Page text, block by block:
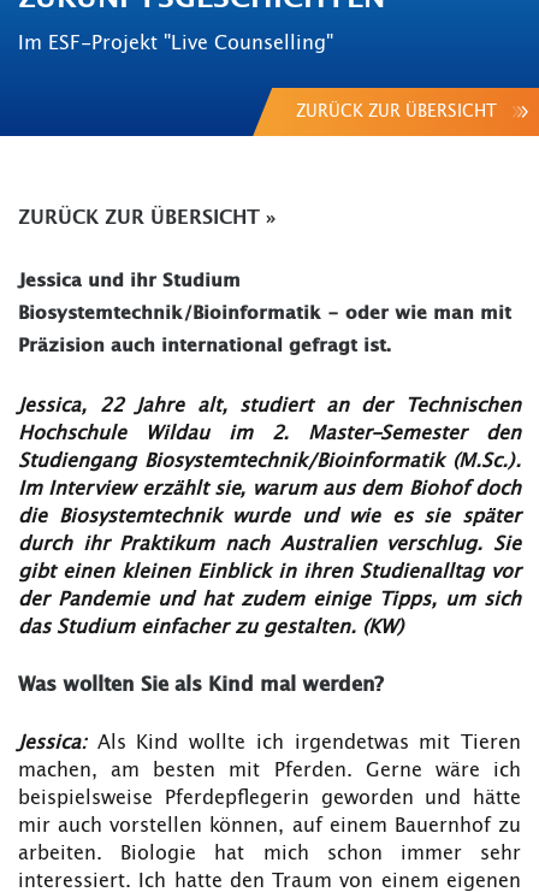
Im ESF-Projekt "Live Counselling"
ZURÜCK ZUR ÜBERSICHT
ZURÜCK ZUR ÜBERSICHT »
Jessica und ihr Studium
Biosystemtechnik/Bioinformatik - oder wie man mit
Präzision auch international gefragt ist.
Jessica, 22 Jahre alt, studiert an der Technischen
Hochschule Wildau im 2. Master-Semester den
Studiengang Biosystemtechnik/Bioinformatik (M.Sc.).
Im Interview erzählt sie, warum aus dem Biohof doch
die Biosystemtechnik wurde und wie es sie später
durch ihr Praktikum nach Australien verschlug. Sie
gibt einen kleinen Einblick in ihren Studienalltag vor
der Pandemie und hat zudem einige Tipps, um sich
das Studium einfacher zu gestalten. (KW)
Was wollten Sie als Kind mal werden?
Jessica:Als Kind wollte ich irgendetwas mit Tieren
machen, am besten mit Pferden. Gerne wäre ich
beispielsweise Pferdepflegerin geworden und hätte
mir auch vorstellen können, auf einem Bauernhof zu
arbeiten. Biologie hat mich schon immer sehr
interessiert. Ich hatte den Traum von einem eigenen